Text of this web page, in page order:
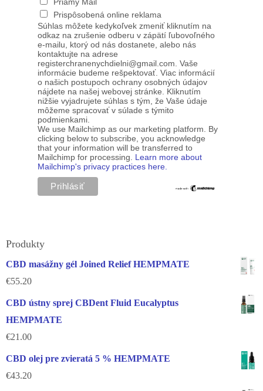
Prispôsobená online reklama
Súhlas môžete kedykoľvek zmeniť kliknutím na
odkaz na zrušenie odberu v zápätí ľubovoľného
e-mailu, ktorý od nás dostanete, alebo nás
kontaktujte na adrese
registerchranenychdielni@gmail.com. Vaše
informácie budeme rešpektovať. Viac informácií
o našich postupoch ochrany osobných údajov
nájdete na našej webovej stránke. Kliknutím
nižšie vyjadrujete súhlas s tým, že Vaše údaje
môžeme spracovať v súlade s týmito
podmienkami.
We use Mailchimp as our marketing platform. By
clicking below to subscribe, you acknowledge
that your information will be transferred to
Mailchimp for processing. Learn more about
Mailchimp's privacy practices here.
Produkty
CBD masážny gél Joined Relief HEMPMATE
€55.20
CBD ústny sprej CBDent Fluid Eucalyptus
HEMPMATE
€21.00
CBD olej pre zvieratá 5 % HEMPMATE
€43.20